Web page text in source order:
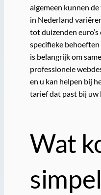
algemeen kunnen
in Nederland
tot duizenden
specifieke
is belangrijk om
professionele
en u kan helpen bij
tarief dat past bij uw
Wat